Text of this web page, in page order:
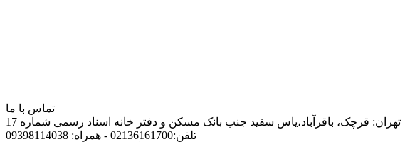
تماس با ما
تهران: قرچک، باقرآباد،یاس سفید جنب بانک مسکن و دفتر خانه اسناد رسمی شماره 17
تلفن:02136161700 - همراه: 09398114038